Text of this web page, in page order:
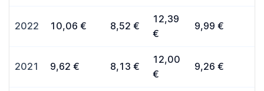
2022 10,06 € 8,52 €
12,39
€
9,99 €
2021 9,62 € 8,13 €
12,00
€
9,26 €